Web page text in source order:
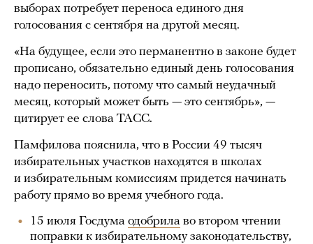
выборах потребует переноса единого дня
голосования с сентября на другой месяц.
«На будущее, если это перманентно в законе будет
прописано, обязательно единый день голосования
надо переносить, потому что самый неудачный
месяц, который может быть — это сентябрь», —
цитирует ее слова ТАСС.
Памфилова пояснила, что в России 49 тысяч
избирательных участков находятся в школах
и избирательным комиссиям придется начинать
работу прямо во время учебного года.
15 июля Госдума одобрила во втором чтении
поправки к избирательному законодательству,